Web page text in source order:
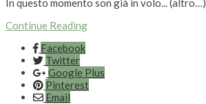
In questo momento son già in volo... (altro…)
Continue Reading
Facebook
Twitter
Google Plus
Pinterest
Email